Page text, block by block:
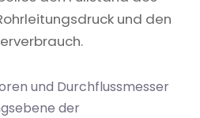
und den
und Durchflussmesser
der